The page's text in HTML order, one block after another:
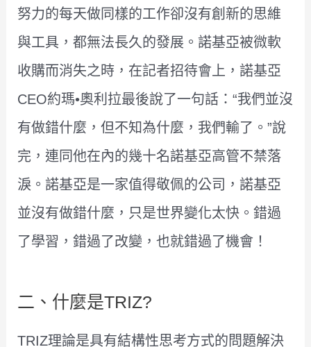
努力的每天做同樣的工作卻沒有創新的思維
與工具，都無法長久的發展。諾基亞被微軟
收購而消失之時，在記者招待會上，諾基亞
CEO約瑪•奧利拉最後說了一句話：“我們並沒
有做錯什麼，但不知為什麼，我們輸了。”說
完，連同他在內的幾十名諾基亞高管不禁落
淚。諾基亞是一家值得敬佩的公司，諾基亞
並沒有做錯什麼，只是世界變化太快。錯過
了學習，錯過了改變，也就錯過了機會！
二、什麼是TRIZ?
TRIZ理論是具有結構性思考方式的問題解決